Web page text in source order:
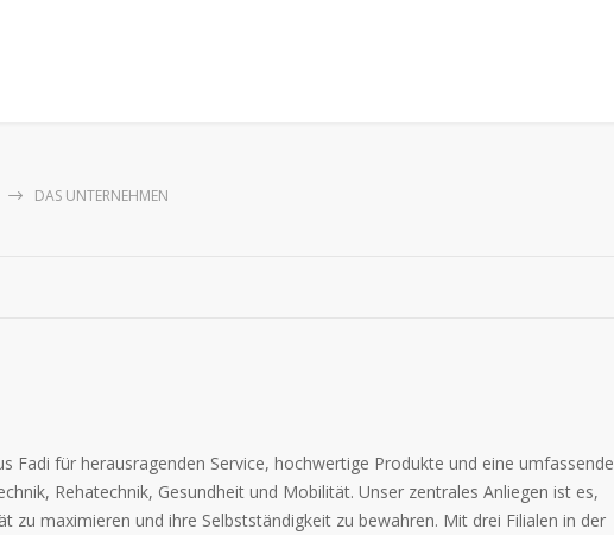
DAS UNTERNEHMEN
Fadi für herausragenden Service, hochwertige Produkte und eine umfassende
Rehatechnik, Gesundheit und Mobilität. Unser zentrales Anliegen ist es,
zu maximieren und ihre Selbstständigkeit zu bewahren. Mit drei Filialen in der